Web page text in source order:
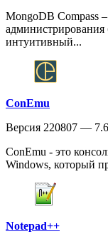
MongoDB Compass
интуитивный...
ConEmu
Версия 220807 —
ConEmu - это
Windows, который
Notepad++